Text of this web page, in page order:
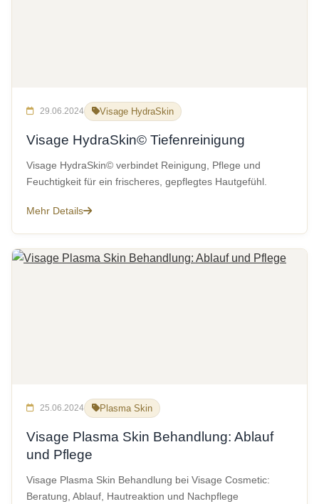
29.06.2024 Visage HydraSkin
Visage HydraSkin© Tiefenreinigung
Visage HydraSkin© verbindet Reinigung, Pflege und
Feuchtigkeit für ein frischeres, gepflegtes Hautgefühl.
Mehr Details
25.06.2024 Plasma Skin
Visage Plasma Skin Behandlung: Ablauf
und Pflege
Visage Plasma Skin Behandlung bei Visage Cosmetic:
Beratung, Ablauf, Hautreaktion und Nachpflege